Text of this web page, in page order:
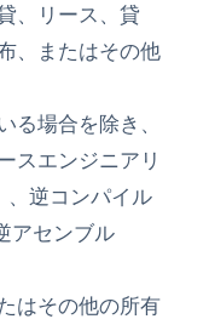
、リース、貸
、またはその他
る場合を除き、
スエンジニアリ
、逆コンパイル
アセンブル
はその他の所有